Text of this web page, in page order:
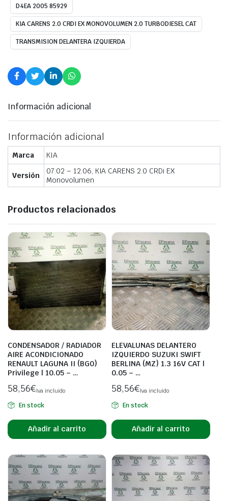
D4EA 2005 85929
KIA CARENS 2.0 CRDI EX MONOVOLUMEN 2.0 TURBODIESEL CAT
TRANSMISION DELANTERA IZQUIERDA
Información adicional
Información adicional
Marca KIA
Versión
07.02 – 12.06, KIA CARENS 2.0 CRDi EX
Monovolumen
Productos relacionados
CONDENSADOR / RADIADOR
AIRE ACONDICIONADO
RENAULT LAGUNA II (BG0)
Privilege | 10.05 – …
58,56€Iva incluido
En stock
Añadir al carrito
ELEVALUNAS DELANTERO
IZQUIERDO SUZUKI SWIFT
BERLINA (MZ) 1.3 16V CAT |
0.05 – …
58,56€Iva incluido
En stock
Añadir al carrito